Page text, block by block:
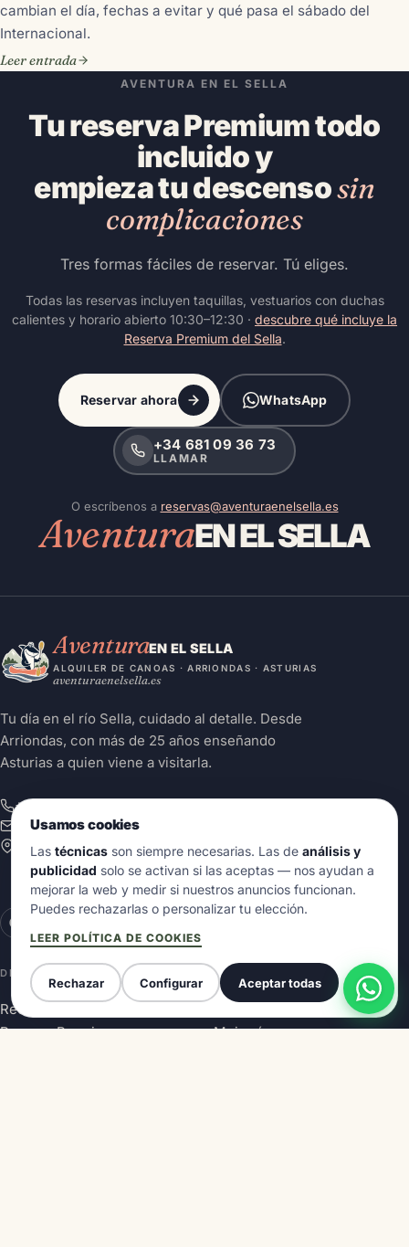
cambian el día, fechas a evitar y qué pasa el sábado del
Internacional.
Leer entrada
AVENTURA EN EL SELLA
Tu reserva Premium todo
incluido y
empieza tu descensosin
complicaciones
Tres formas fáciles de reservar. Tú eliges.
Todas las reservas incluyen taquillas, vestuarios con duchas
calientes y horario abierto 10:30–12:30 · descubre qué incluye la
Reserva Premium del Sella.
Reservar ahora WhatsApp
+34 681 09 36 73
LLAMAR
O escríbenos a reservas@aventuraenelsella.es
AventuraEN EL SELLA
AventuraEN EL SELLA
ALQUILER DE CANOAS · ARRIONDAS · ASTURIAS
aventuraenelsella.es
Tu día en el río Sella, cuidado al detalle. Desde
Arriondas, con más de 25 años enseñando
Asturias a quien viene a visitarla.
+34 681 09 36 73
info@aventuraenelsella.es
Calle Juan Carlos I, 18 — Bajo II
(acceso por las instalaciones de Aipol)
33540 Arriondas · Asturias
DESCENSO DEL SELLA
Recorrido y mapa
Reserva Premium
GUÍAS
Mejor época
Usamos cookies
Las técnicas son siempre necesarias. Las de análisis y
publicidad solo se activan si las aceptas — nos ayudan a
mejorar la web y medir si nuestros anuncios funcionan.
Puedes rechazarlas o personalizar tu elección.
LEER POLÍTICA DE COOKIES
Rechazar Configurar Aceptar todas